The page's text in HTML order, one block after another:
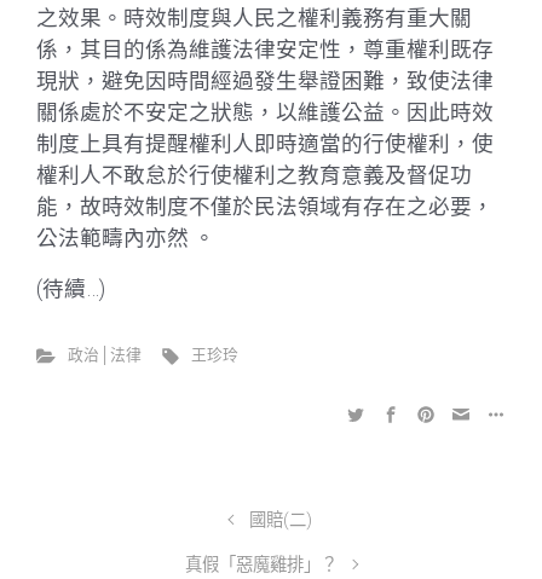
之效果。時效制度與人民之權利義務有重大關
係，其目的係為維護法律安定性，尊重權利既存
現狀，避免因時間經過發生舉證困難，致使法律
關係處於不安定之狀態，以維護公益。因此時效
制度上具有提醒權利人即時適當的行使權利，使
權利人不敢怠於行使權利之教育意義及督促功
能，故時效制度不僅於民法領域有存在之必要，
公法範疇內亦然 。
(待續…)
政治│法律 王珍玲
國賠(二)
真假「惡魔雞排」？